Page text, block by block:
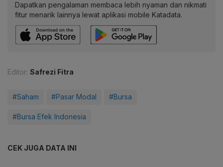
Dapatkan pengalaman membaca lebih nyaman dan nikmati
fitur menarik lainnya lewat aplikasi mobile Katadata.
Editor: Safrezi Fitra
#Saham #Pasar Modal #Bursa
#Bursa Efek Indonesia
CEK JUGA DATA INI